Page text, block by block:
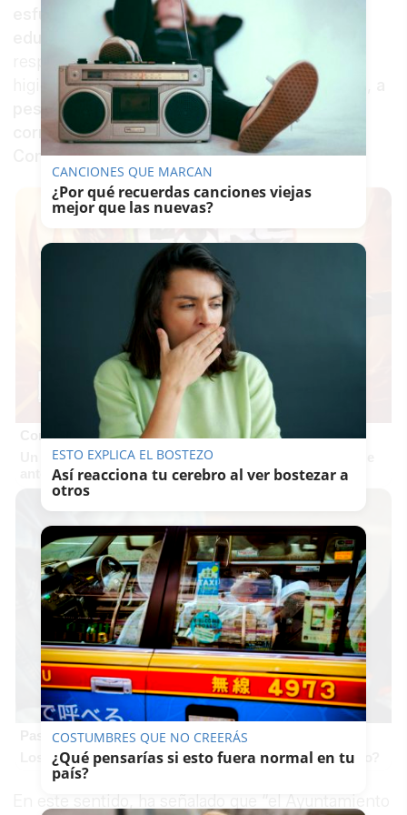
esfuerzo a favor de la salud de la comunidad
, además de un gran ejercicio de
responsabilidad para poner todos los medios
higiénicos posible a disposición de los colegios,
pesar de que es una competencia que no nos
corresponde a los ayuntamientos, sino a la
Consejería de Educación y Deporte”.
Corepunk MMORPG
Un verdadero MMORPG de la vieja escuela ¡Cómo los de
antes, pero mejor!
Pasaportes que abren puertas
Los pasaportes más poderosos del mundo, ¿está el tuyo?
En este sentido, ha señalado que “el Ayuntamiento
CANCIONES QUE MARCAN
¿Por qué recuerdas canciones viejas
mejor que las nuevas?
ESTO EXPLICA EL BOSTEZO
Así reacciona tu cerebro al ver bostezar a
otros
COSTUMBRES QUE NO CREERÁS
¿Qué pensarías si esto fuera normal en tu
país?